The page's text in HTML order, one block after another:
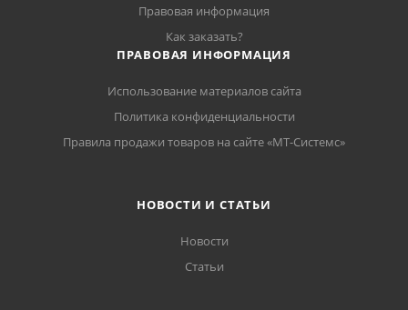
Правовая информация
Как заказать?
ПРАВОВАЯ ИНФОРМАЦИЯ
Использование материалов сайта
Политика конфиденциальности
Правила продажи товаров на сайте «МТ-Системс»
НОВОСТИ И СТАТЬИ
Новости
Статьи